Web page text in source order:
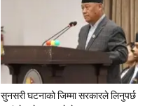
सुनसरी घटनाको जिम्मा सरकारले लिनुपर्छ